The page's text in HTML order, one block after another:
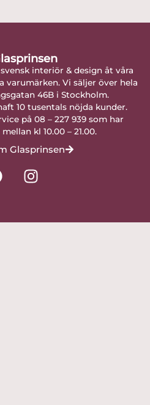
interiör & design åt våra
varumärken. Vi säljer över hela
46B i Stockholm.
10 tusentals nöjda kunder.
på 08 – 227 939 som har
kl 10.00 – 21.00.
Glasprinsen
I
n